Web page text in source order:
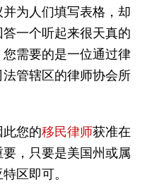
为人们填写表格，却
一个听起来很天真的
需要的是一位通过律
管辖区的律师协会所
此您的移民律师获准在
，只要是美国州或属
区即可。